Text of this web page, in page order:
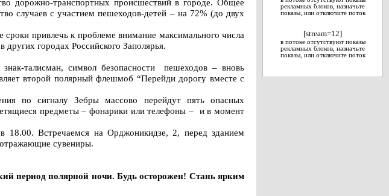
дорожно-транспортных происшествий в городе. Общее
случаев с участием пешеходов-детей – на 72% (до двух
привлечь к проблеме внимание максимального числа
городах Российского Заполярья.
талисман, символ безопасности пешеходов – вновь
второй полярный флешмоб “Перейди дорогу вместе с
по сигналу Зебры массово перейдут пять опасных
предметы – фонарики или телефоны – и в момент
Встречаемся на Орджоникидзе, 2, перед зданием
сувениры.
период полярной ночи. Будь осторожен! Стань ярким
рекламных блоков, назначьте
показы, или отключите поток
[stream=12]
в потоке отсутствуют показы
рекламных блоков, назначьте
показы, или отключите поток